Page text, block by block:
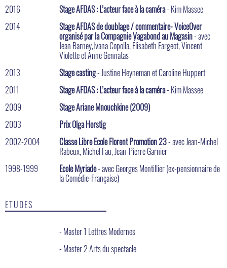
2016 Stage AFDAS : L’acteur face à la caméra- Kim Massee
2014
Stage AFDAS de doublage / commentaire- VoiceOver
organisé par la Compagnie Vagabond au Magasin- avec
Jean Barney,Ivana Copolla, Élisabeth Fargeot, Vincent
Violette et Anne Gennatas
2013
Stage casting- Justine Heyneman et Caroline Huppert
2011
Stage AFDAS : L’acteur face à la caméra- Kim Massee
2009
Stage Ariane Mnouchkine (2009)
2003
Prix Olga Horstig
2002-2004
Classe Libre Ecole Florent Promotion 23- avec Jean-Michel
Rabeux, Michel Fau, Jean-Pierre Garnier
1998-1999
Ecole Myriade- avec Georges Montillier (ex-pensionnaire de
la Comédie-Française)
ETUDES
- Master 1 Lettres Modernes
- Master 2 Arts du spectacle